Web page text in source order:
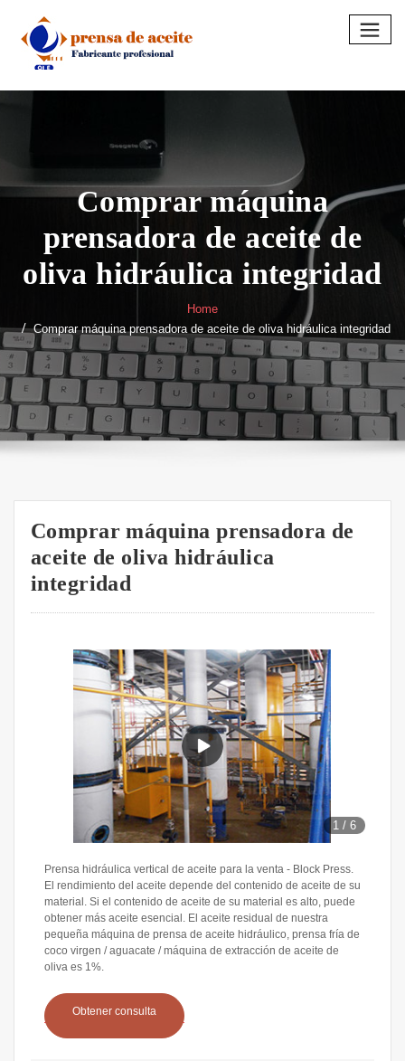
content
Comprar máquina
prensadora de aceite de
oliva hidráulica integridad
Home
Comprar máquina prensadora de aceite de oliva hidráulica integridad
Comprar máquina prensadora de
aceite de oliva hidráulica
integridad
1 /6
Prensa hidráulica vertical de aceite para la venta - Block Press.
El rendimiento del aceite depende del contenido de aceite de su
material. Si el contenido de aceite de su material es alto, puede
obtener más aceite esencial. El aceite residual de nuestra
pequeña máquina de prensa de aceite hidráulico, prensa fría de
coco virgen / aguacate / máquina de extracción de aceite de
oliva es 1%.
Obtener consulta